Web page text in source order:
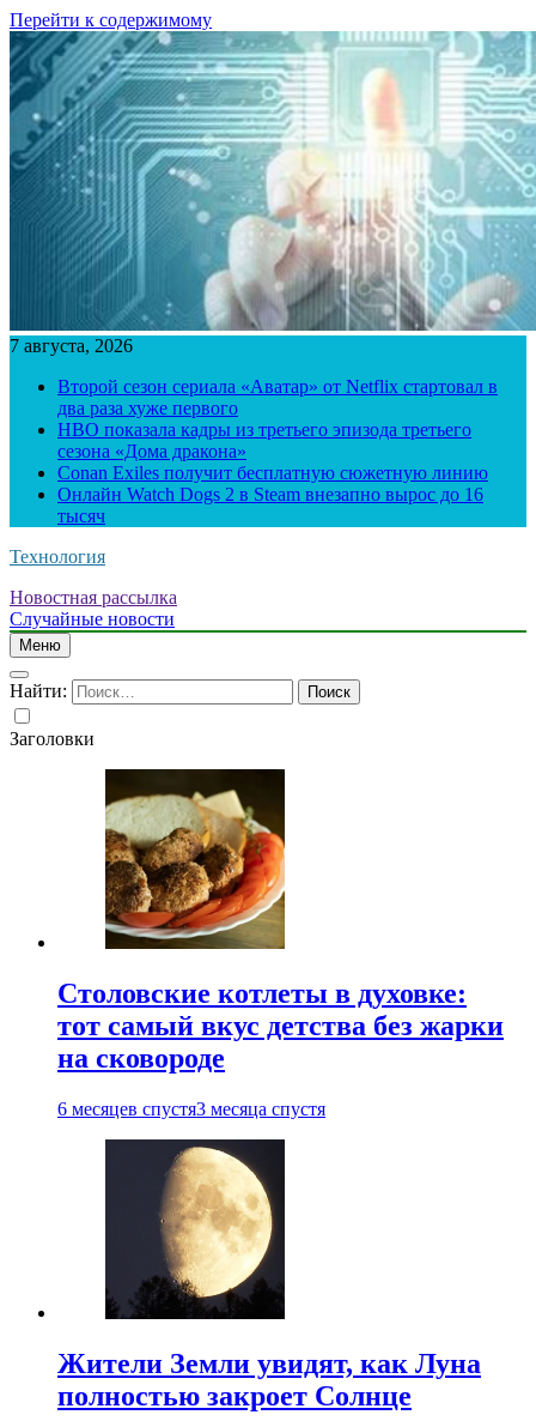
Перейти к содержимому
7 августа, 2026
Второй сезон сериала «Аватар» от Netflix стартовал в
два раза хуже первого
HBO показала кадры из третьего эпизода третьего
сезона «Дома дракона»
Conan Exiles получит бесплатную сюжетную линию
Онлайн Watch Dogs 2 в Steam внезапно вырос до 16
тысяч
Технология
Новостная рассылка
Случайные новости
Меню
Найти:
Заголовки
Столовские котлеты в духовке:
тот самый вкус детства без жарки
на сковороде
6 месяцев спустя3 месяца спустя
Жители Земли увидят, как Луна
полностью закроет Солнце